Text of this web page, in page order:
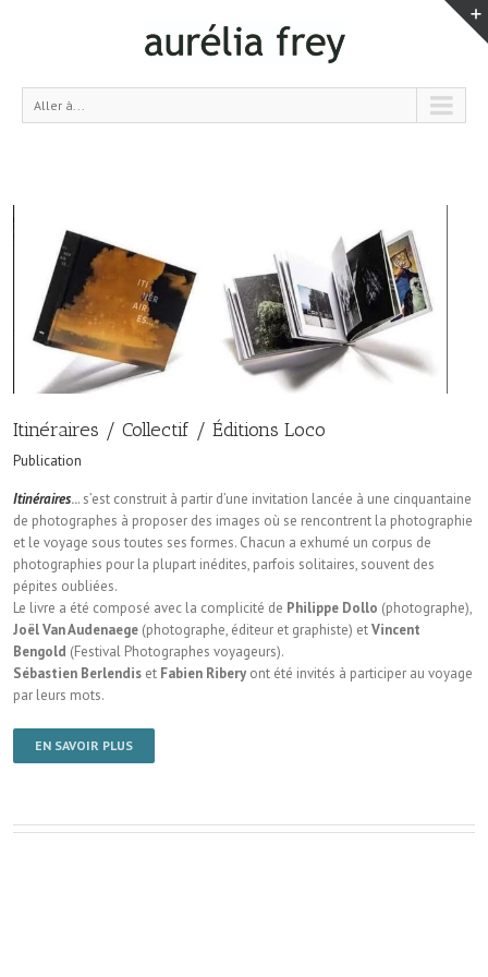
Aller à...
Itinéraires / Collectif / Éditions Loco
Publication
Itinéraires... s’est construit à partir d’une invitation lancée à une cinquantaine
de photographes à proposer des images où se rencontrent la photographie
et le voyage sous toutes ses formes. Chacun a exhumé un corpus de
photographies pour la plupart inédites, parfois solitaires, souvent des
pépites oubliées.
Le livre a été composé avec la complicité de Philippe Dollo (photographe),
Joël Van Audenaege (photographe, éditeur et graphiste) etVincent
Bengold (Festival Photographes voyageurs).
Sébastien Berlendis et Fabien Ribery ont été invités à participer au voyage
par leurs mots.
EN SAVOIR PLUS